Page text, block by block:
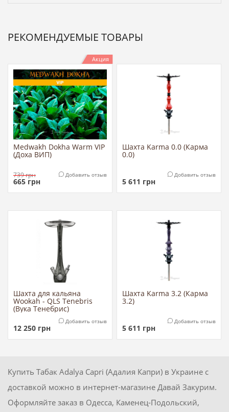
РЕКОМЕНДУЕМЫЕ ТОВАРЫ
Акция
Medwakh Dokha Warm VIP
(Доха ВИП)
739грн
665 грн
Добавить отзыв
Шахта Karma 0.0 (Карма
0.0)
5 611 грн
Добавить отзыв
Шахта для кальяна
Wookah - QLS Tenebris
(Вука Тенебрис)
12 250 грн
Добавить отзыв
Шахта Karma 3.2 (Карма
3.2)
5 611 грн
Добавить отзыв
Купить Табак Adalya Capri (Адалия Капри) в Украине с
доставкой можно в интернет-магазине Давай Закурим.
Оформляйте заказ в Одесса, Каменец-Подольский,